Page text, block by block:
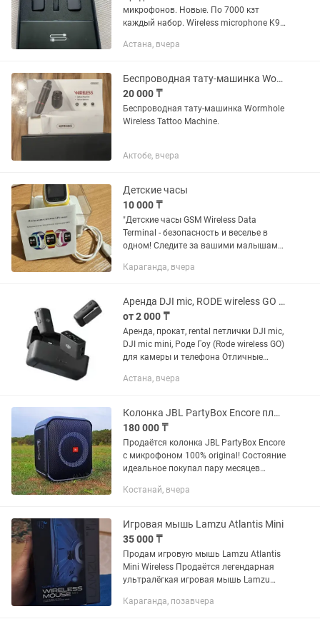
микрофонов. Новые. По 7000 кзт
каждый набор. Wireless microphone K9
Астана, вчера
Беспроводная тату-машинка Wormhole Wireless Tattoo Machine.
20 000 ₸
Беспроводная тату-машинка Wormhole
Wireless Tattoo Machine.
Актобе, вчера
Детские часы
10 000 ₸
"Детские часы GSM Wireless Data
Terminal - безопасность и веселье в
одном! Следите за вашими малышами
на связи. Эти часы не только
Караганда, вчера
Аренда DJI mic, RODE wireless GO петличек
от 2 000 ₸
Аренда, прокат, rental петлички DJI mic,
DJI mic mini, Роде Гоу (Rode wireless GO)
для камеры и телефона Отличные
хороший звук. Можно подключить к
Астана, вчера
Колонка JBL PartyBox Encore плюс подарки!
180 000 ₸
Продаётся колонка JBL PartyBox Encore
с микрофоном 100% original! Состояние
идеальное покупал пару месяцев
насыщенный звук и мощные, глубокие
Костанай, вчера
Игровая мышь Lamzu Atlantis Mini
35 000 ₸
Продам игровую мышь Lamzu Atlantis
Mini Wireless Продаётся легендарная
ультралёгкая игровая мышь Lamzu
Идеальный выбор для CS2, Valorant,
Караганда, позавчера